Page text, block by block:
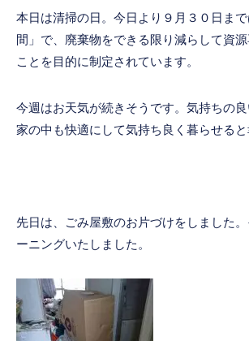
本日は清掃の日。今日より９月３０日ま
間」で、廃棄物をできる限り減らして資
ことを目的に制定されています。
今週はお天気が続きそうです。気持ちの
家の中も快適にして気持ち良く暮らせる
先日は、ごみ屋敷のお片づけをしました
ーニングいたしました。